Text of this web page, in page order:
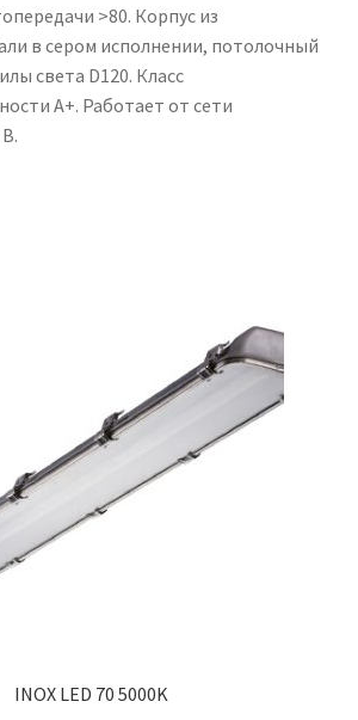
>80. Корпус из
в сером исполнении, потолочный
света D120. Класс
A+. Работает от сети
INOX LED 70 5000K